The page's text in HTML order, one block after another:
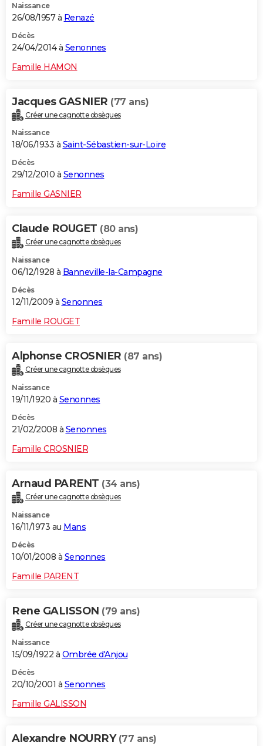
Naissance
26/08/1957 à Renazé
Décès
24/04/2014 à Senonnes
Famille HAMON
Jacques GASNIER (77 ans)
Créer une cagnotte obsèques
Naissance
18/06/1933 à Saint-Sébastien-sur-Loire
Décès
29/12/2010 à Senonnes
Famille GASNIER
Claude ROUGET (80 ans)
Créer une cagnotte obsèques
Naissance
06/12/1928 à Banneville-la-Campagne
Décès
12/11/2009 à Senonnes
Famille ROUGET
Alphonse CROSNIER (87 ans)
Créer une cagnotte obsèques
Naissance
19/11/1920 à Senonnes
Décès
21/02/2008 à Senonnes
Famille CROSNIER
Arnaud PARENT (34 ans)
Créer une cagnotte obsèques
Naissance
16/11/1973 au Mans
Décès
10/01/2008 à Senonnes
Famille PARENT
Rene GALISSON (79 ans)
Créer une cagnotte obsèques
Naissance
15/09/1922 à Ombrée d'Anjou
Décès
20/10/2001 à Senonnes
Famille GALISSON
Alexandre NOURRY (77 ans)